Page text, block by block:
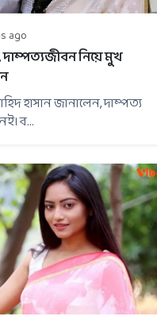
ago
নিয়ে মুখ
হাসান জানালেন, দাম্পত্য
ব...